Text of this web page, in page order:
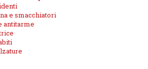
e smacchiatori
antitarme